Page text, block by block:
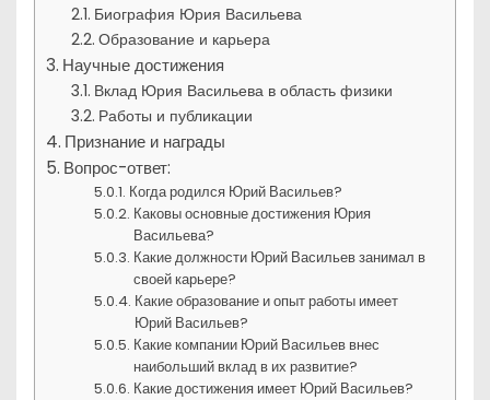
Биография Юрия Васильева
Образование и карьера
Научные достижения
Вклад Юрия Васильева в область физики
Работы и публикации
Признание и награды
Вопрос-ответ:
Когда родился Юрий Васильев?
Каковы основные достижения Юрия
Васильева?
Какие должности Юрий Васильев занимал в
своей карьере?
Какие образование и опыт работы имеет
Юрий Васильев?
Какие компании Юрий Васильев внес
наибольший вклад в их развитие?
Какие достижения имеет Юрий Васильев?